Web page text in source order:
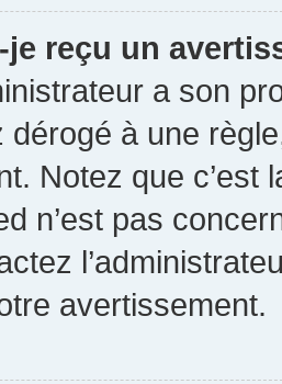
reçu un
a son
dérogé à une
Notez que c’est
n’est pas
avertissement.